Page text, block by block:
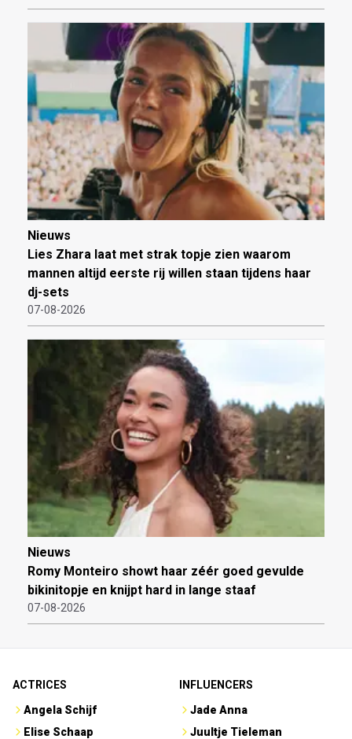
Nieuws
Lies Zhara laat met strak topje zien waarom
mannen altijd eerste rij willen staan tijdens haar
dj-sets
07-08-2026
Nieuws
Romy Monteiro showt haar zéér goed gevulde
bikinitopje en knijpt hard in lange staaf
07-08-2026
ACTRICES
Angela Schijf
Elise Schaap
INFLUENCERS
Jade Anna
Juultje Tieleman